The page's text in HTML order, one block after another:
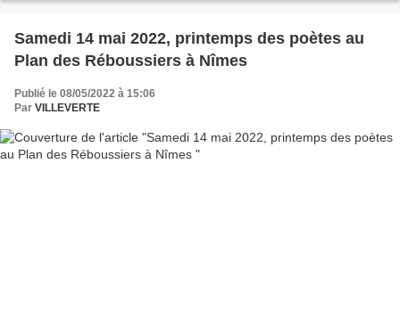
Samedi 14 mai 2022, printemps des poètes au
Plan des Réboussiers à Nîmes
Publié le 08/05/2022 à 15:06
Par VILLEVERTE